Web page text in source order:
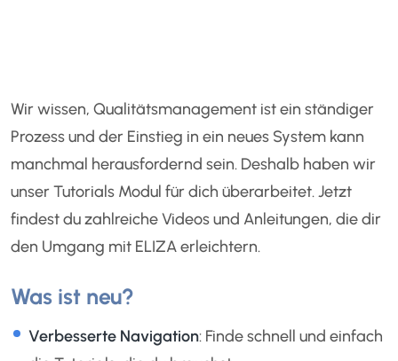
Wir wissen, Qualitätsmanagement ist ein ständiger
Prozess und der Einstieg in ein neues System kann
manchmal herausfordernd sein. Deshalb haben wir
unser Tutorials Modul für dich überarbeitet. Jetzt
findest du zahlreiche Videos und Anleitungen, die dir
den Umgang mit ELIZA erleichtern.
Was ist neu?
Verbesserte Navigation: Finde schnell und einfach